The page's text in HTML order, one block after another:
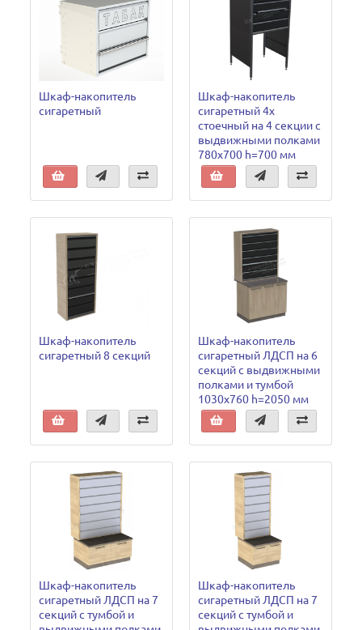
Шкаф-накопитель
сигаретный
Шкаф-накопитель
сигаретный 4х
стоечный на 4 секции с
выдвижными полками
780х700 h=700 мм
Шкаф-накопитель
сигаретный 8 секций
Шкаф-накопитель
сигаретный ЛДСП на 6
секций с выдвижными
полками и тумбой
1030х760 h=2050 мм
Шкаф-накопитель
сигаретный ЛДСП на 7
секций с тумбой и
Шкаф-накопитель
сигаретный ЛДСП на 7
секций с тумбой и